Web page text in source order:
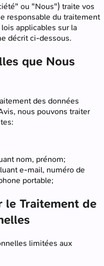
ou "Nous") traite vos
responsable du traitement
applicables sur la
décrit ci-dessous.
que Nous
des données
nous pouvons traiter
nom, prénom;
e-mail, numéro de
portable;
le Traitement de
limitées aux